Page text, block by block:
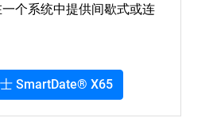
个系统中提供间歇式或连
SmartDate® X65